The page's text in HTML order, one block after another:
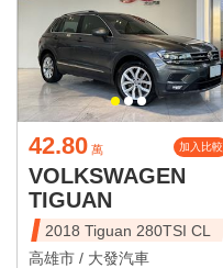
42.80 萬 加入比較
VOLKSWAGEN
TIGUAN
2018 Tiguan 280TSI CL
高雄市 / 大發汽車